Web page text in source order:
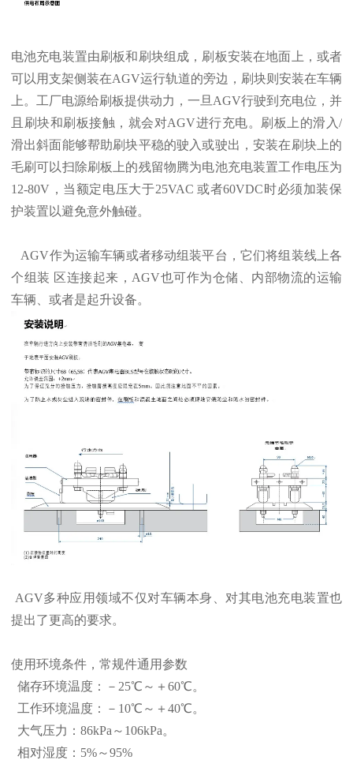
电池充电装置由刷板和刷块组成，刷板安装在地面上，或者
可以用支架侧装在AGV运行轨道的旁边，刷块则安装在车辆
上。工厂电源给刷板提供动力，一旦AGV行驶到充电位，并
且刷块和刷板接触，就会对AGV进行充电。刷板上的滑入/
滑出斜面能够帮助刷块平稳的驶入或驶出，安装在刷块上的
毛刷可以扫除刷板上的残留物腾为电池充电装置工作电压为
12-80V，当额定电压大于25VAC 或者60VDC时必须加装保
护装置以避免意外触碰。
AGV作为运输车辆或者移动组装平台，它们将组装线上各
个组装 区连接起来，AGV也可作为仓储、内部物流的运输
车辆、或者是起升设备。
AGV多种应用领域不仅对车辆本身、对其电池充电装置也
提出了更高的要求。
使用环境条件，常规件通用参数
储存环境温度：－25℃～＋60℃。
工作环境温度：－10℃～＋40℃。
大气压力：86kPa～106kPa。
相对湿度：5%～95%